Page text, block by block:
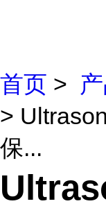
首页 >
>
保...